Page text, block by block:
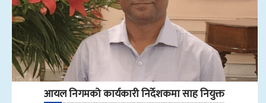
आयल निगमको कार्यकारी निर्देशकमा साह नियुक्त